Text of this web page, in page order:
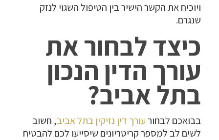
ויוכיח את הקשר הישיר בין הטיפול השגוי לנזק
שנגרם.
כיצד לבחור את
עורך הדין הנכון
בתל אביב?
בבואכם לבחורעורך דין נזיקין בתל אביב, חשוב
לשים לב למספר קריטריונים שיסייעו לכם להבטיח